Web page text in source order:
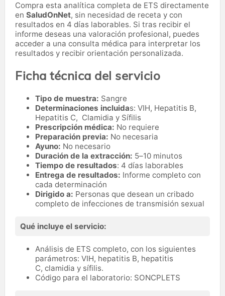
Compra esta analítica completa de ETS directamente
en SaludOnNet, sin necesidad de receta y con
resultados en 4 días laborables. Si tras recibir el
informe deseas una valoración profesional, puedes
acceder a una consulta médica para interpretar los
resultados y recibir orientación personalizada.
Ficha técnica del servicio
Tipo de muestra: Sangre
Determinaciones incluidas: VIH, Hepatitis B,
Hepatitis C, Clamidia y Sífilis
Prescripción médica: No requiere
Preparación previa: No necesaria
Ayuno: No necesario
Duración de la extracción: 5–10 minutos
Tiempo de resultados: 4 días laborables
Entrega de resultados: Informe completo con
cada determinación
Dirigido a: Personas que desean un cribado
completo de infecciones de transmisión sexual
Qué incluye el servicio:
Análisis de ETS completo, con los siguientes
parámetros: VIH, hepatitis B, hepatitis
C, clamidia y sífilis.
Código para el laboratorio: SONCPLETS